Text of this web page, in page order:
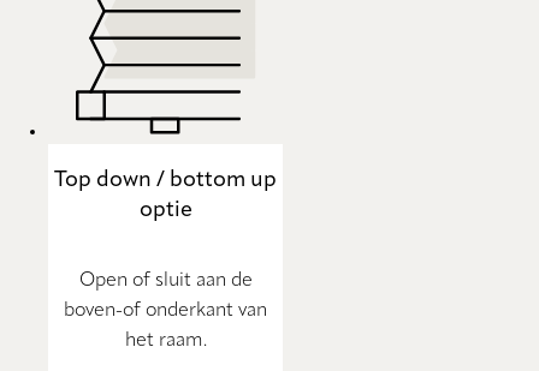
Top down / bottom up
optie
Open of sluit aan de
boven-of onderkant van
het raam.